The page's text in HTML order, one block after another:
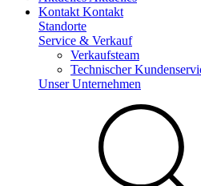
Kontakt Kontakt
Standorte
Service & Verkauf
Verkaufsteam
Technischer
Unser Unternehmen